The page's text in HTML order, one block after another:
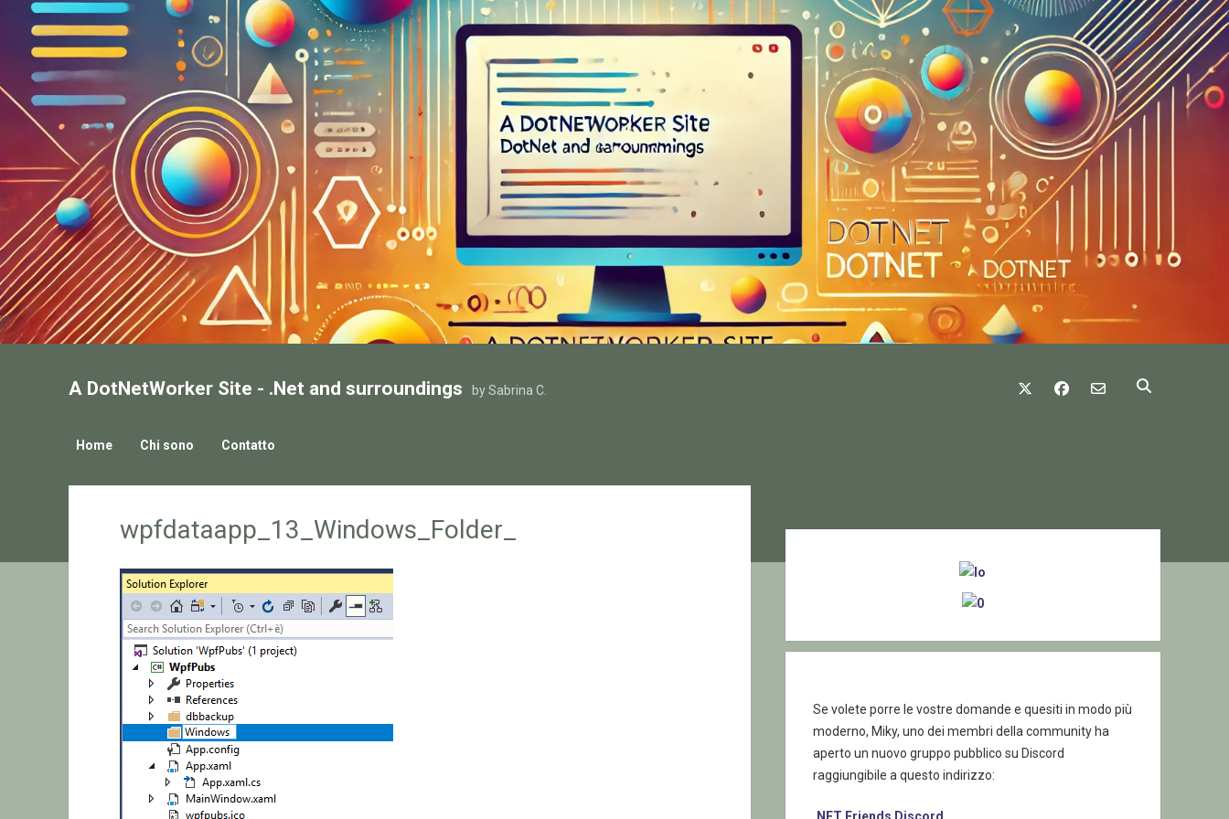
A DotNetWorker Site - .Net and surroundings by Sabrina C.
twitter facebook
email-form
Home Chi sono Contatto
wpfdataapp_13_Windows_Folder_
Se volete porre le vostre domande e quesiti in modo più
moderno, Miky, uno dei membri della community ha
aperto un nuovo gruppo pubblico su Discord
raggiungibile a questo indirizzo: